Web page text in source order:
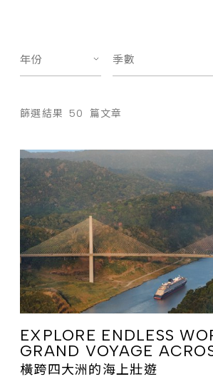
年份 季數
篩選結果 50 篇文章
EXPLORE ENDLESS
GRAND VOYAGE
CONTINENTS
橫跨四大洲的海上壯遊